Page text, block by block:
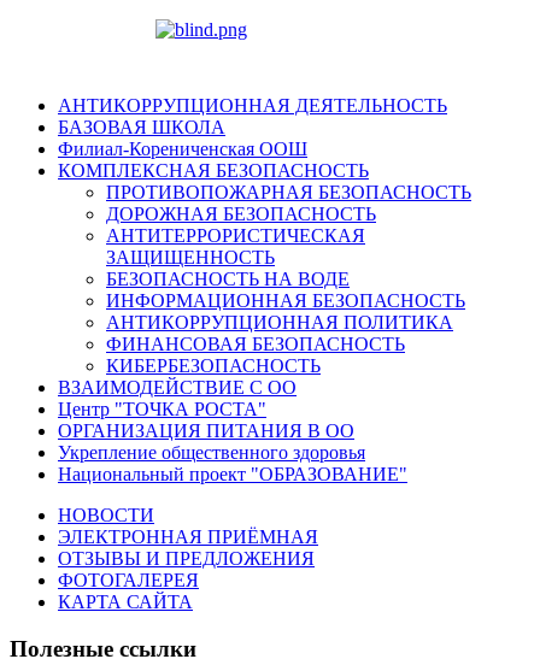
АНТИКОРРУПЦИОННАЯ ДЕЯТЕЛЬНОСТЬ
БАЗОВАЯ ШКОЛА
Филиал-Корениченская ООШ
КОМПЛЕКСНАЯ БЕЗОПАСНОСТЬ
ПРОТИВОПОЖАРНАЯ БЕЗОПАСНОСТЬ
ДОРОЖНАЯ БЕЗОПАСНОСТЬ
АНТИТЕРРОРИСТИЧЕСКАЯ
ЗАЩИЩЕННОСТЬ
БЕЗОПАСНОСТЬ НА ВОДЕ
ИНФОРМАЦИОННАЯ БЕЗОПАСНОСТЬ
АНТИКОРРУПЦИОННАЯ ПОЛИТИКА
ФИНАНСОВАЯ БЕЗОПАСНОСТЬ
КИБЕРБЕЗОПАСНОСТЬ
ВЗАИМОДЕЙСТВИЕ С ОО
Центр "ТОЧКА РОСТА"
ОРГАНИЗАЦИЯ ПИТАНИЯ В ОО
Укрепление общественного здоровья
Национальный проект "ОБРАЗОВАНИЕ"
НОВОСТИ
ЭЛЕКТРОННАЯ ПРИЁМНАЯ
ОТЗЫВЫ И ПРЕДЛОЖЕНИЯ
ФОТОГАЛЕРЕЯ
КАРТА САЙТА
Полезные ссылки